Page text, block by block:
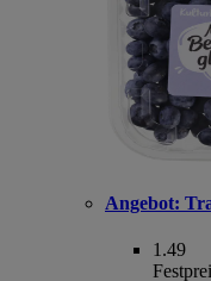
Angebot:
1.49